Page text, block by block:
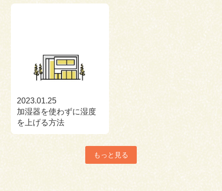
2023.01.25
加湿器を使わずに湿度
を上げる方法
もっと見る